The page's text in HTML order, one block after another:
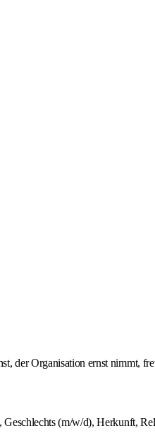
der Organisation ernst nimmt,
(m/w/d), Herkunft,